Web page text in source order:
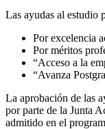
Las ayudas al estudio
Por excelencia
Por méritos
“Acceso a la
“Avanza
La aprobación de las
por parte de la Junta
admitido en el